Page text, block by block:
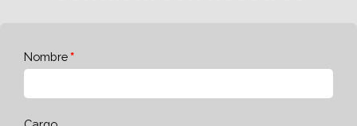
Nombre